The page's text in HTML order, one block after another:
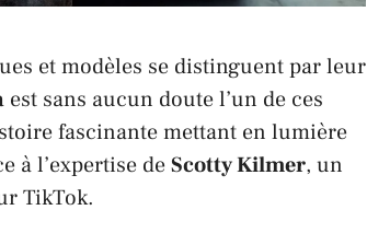
et modèles se distinguent par leur
est sans aucun doute l’un de ces
fascinante mettant en lumière
à l’expertise deScotty Kilmer, un
TikTok.